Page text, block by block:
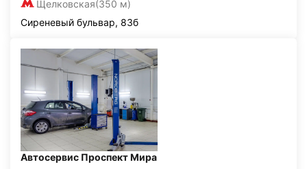
Щелковская(350 м)
Сиреневый бульвар, 83б
Автосервис Проспект Мира